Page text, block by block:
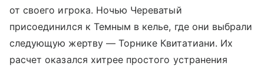
от своего игрока. Ночью Череватый
присоединился к Темным в келье, где они выбрали
следующую жертву — Торнике Квитатиани. Их
расчет оказался хитрее простого устранения